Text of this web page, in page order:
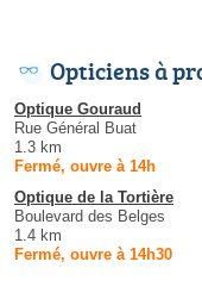
Opticiens à
Optique Gouraud
Rue Général Buat
1.3 km
Fermé, ouvre à 14h
Optique de la Tortière
Boulevard des Belges
1.4 km
Fermé, ouvre à 14h30